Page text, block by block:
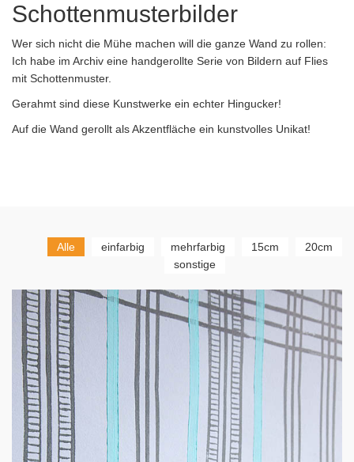
Schottenmusterbilder
Wer sich nicht die Mühe machen will die ganze Wand zu rollen:
Ich habe im Archiv eine handgerollte Serie von Bildern auf Flies
mit Schottenmuster.
Gerahmt sind diese Kunstwerke ein echter Hingucker!
Auf die Wand gerollt als Akzentfläche ein kunstvolles Unikat!
Alle einfarbig mehrfarbig 15cm
20cm
sonstige